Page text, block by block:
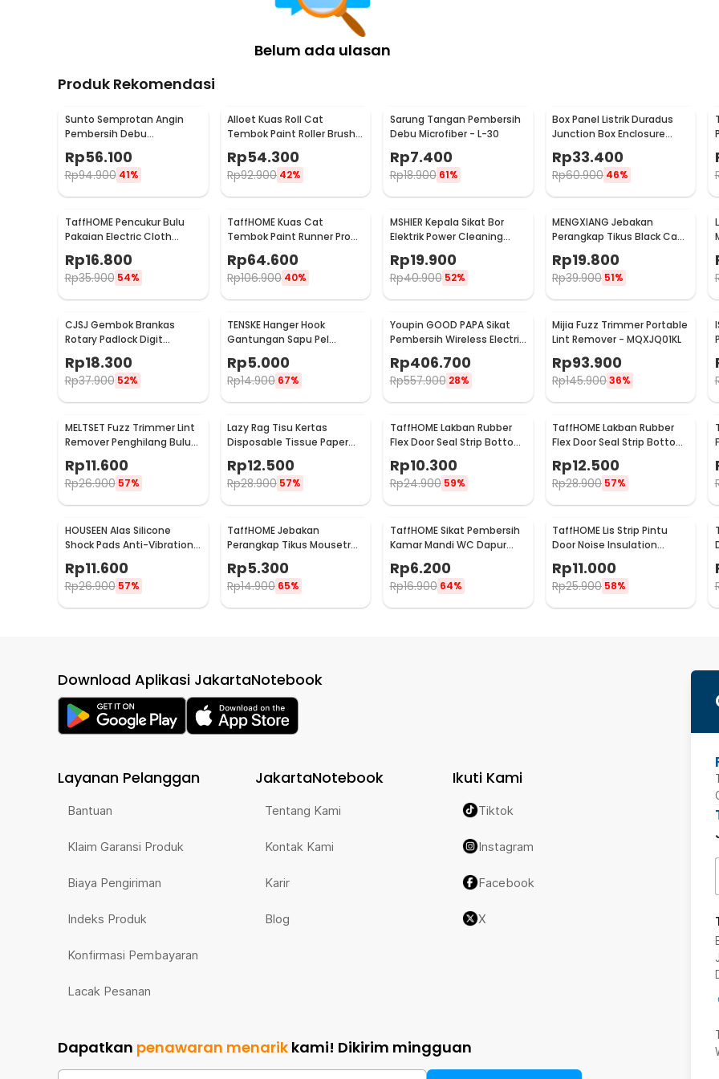
Belum ada ulasan
Produk Rekomendasi
Sunto Semprotan Angin
Pembersih Debu
Compressed Air Duster
400ml - ST1003
Rp56.100
Rp94.900 41%
Alloet Kuas Roll Cat
Tembok Paint Roller Brush
8.5cm - HD-TVYQS
Rp54.300
Rp92.900 42%
Sarung Tangan Pembersih
Debu Microfiber - L-30
Rp7.400
Rp18.900 61%
Box Panel Listrik Duradus
Junction Box Enclosure
Waterproof 158x90mm -
B1589
Rp33.400
Rp60.900 46%
TaffHOME Pencukur Bulu
Pakaian Electric Cloth
Fabric Shaver - FL-188
Rp16.800
Rp35.900 54%
TaffHOME Kuas Cat
Tembok Paint Runner Pro
Roller - DY-526
Rp64.600
Rp106.900 40%
MSHIER Kepala Sikat Bor
Elektrik Power Cleaning
Rp19.900
Rp40.900 52%
MENGXIANG Jebakan
Perangkap Tikus Black Cat
Mousetrap 2 PCS - JB56
Rp19.800
Rp39.900 51%
CJSJ Gembok Brankas
Rotary Padlock Digit
Combination Padlock -
CH-209
Rp18.300
Rp37.900 52%
TENSKE Hanger Hook
Gantungan Sapu Pel
Rp5.000
Rp14.900 67%
Youpin GOOD PAPA Sikat
Pembersih Wireless Electric
Cleaning - CL99
Rp406.700
Rp557.900 28%
Mijia Fuzz Trimmer Portable
Lint Remover - MQXJQ01KL
Rp93.900
Rp145.90036%
MELTSET Fuzz Trimmer Lint
Remover Penghilang Bulu
Serat Kain - CV8805
Rp11.600
Rp26.900 57%
Lazy Rag Tisu Kertas
Disposable Tissue Paper
MB104P
Rp12.500
Rp28.900 57%
TaffHOME Lakban Rubber
Flex Door Seal Strip Bottom
Waterproof 25mmx5M -
TP39
Rp10.300
Rp24.900 59%
TaffHOME Lakban Rubber
Flex Door Seal Strip Bottom
TP39
Rp12.500
Rp28.900 57%
HOUSEEN Alas Silicone
Shock Pads Anti-Vibration
Mats 4 PCS - NY522
Rp11.600
Rp26.900 57%
TaffHOME Jebakan
Perangkap Tikus Mousetrap
Sensitive - ZL-2021
Rp5.300
Rp14.900 65%
TaffHOME Sikat Pembersih
Kamar Mandi WC Dapur
Sponge Brush - 8211
Rp6.200
Rp16.900 64%
TaffHOME Lis Strip Pintu
Door Noise Insulation
5Mx9mmx9mm - KK-061
Rp11.000
Rp25.900 58%
Download Aplikasi JakartaNotebook
Layanan Pelanggan
Bantuan
Klaim Garansi Produk
Biaya Pengiriman
Indeks Produk
Konfirmasi Pembayaran
Lacak Pesanan
JakartaNotebook
Tentang Kami
Kontak Kami
Karir
Blog
Ikuti Kami
Tiktok
Instagram
Facebook
X
Dapatkan penawaran menarik kami! Dikirim mingguan